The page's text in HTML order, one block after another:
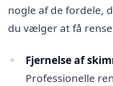
nogle af de fordele,
du vælger at få
Fjernelse af
Professionelle